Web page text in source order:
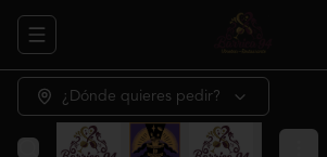
Abrir menu de navegación
¿Dónde quieres pedir?